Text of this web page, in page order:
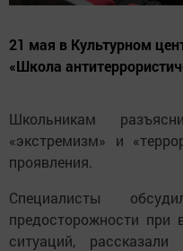
21 мая в Культурном
«Школа
Школьникам
«экстремизм» и
проявления.
Специалисты
предосторожности при
ситуаций,